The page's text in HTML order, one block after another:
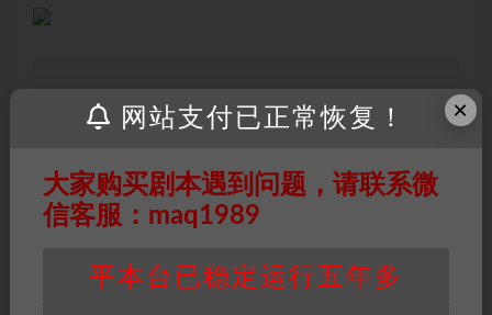
因百度网盘限制，链接有失效的风险，如遇到无
器→ 点此下载←
免责声明： 本站所有剧本杀资源均为网友分享
投稿+个人整理而来，仅供学习研究使用，请勿
未购买，即代表已阅读本声明，理解并同意受本
×
网站支付已正常恢复！
大家购买剧本遇到问题，请联系微
信客服：maq1989
平本台已稳定运行五年多